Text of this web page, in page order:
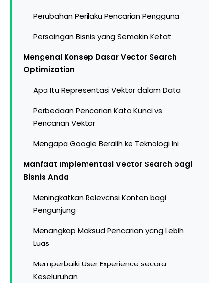
Perubahan Perilaku Pencarian Pengguna
Persaingan Bisnis yang Semakin Ketat
Mengenal Konsep Dasar Vector Search
Optimization
Apa Itu Representasi Vektor dalam Data
Perbedaan Pencarian Kata Kunci vs
Pencarian Vektor
Mengapa Google Beralih ke Teknologi Ini
Manfaat Implementasi Vector Search bagi
Bisnis Anda
Meningkatkan Relevansi Konten bagi
Pengunjung
Menangkap Maksud Pencarian yang Lebih
Luas
Memperbaiki User Experience secara
Keseluruhan